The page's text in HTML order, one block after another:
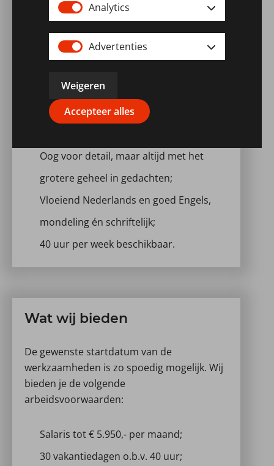
Afgeronde opleiding Hogere
Veiligheidskunde (HVK) of vergelijkbaar;
of infra;
Sterke communicatieve vaardigheden en
Oog voor detail, maar altijd met het
grotere geheel in gedachten;
Vloeiend Nederlands en goed Engels,
mondeling én schriftelijk;
40 uur per week beschikbaar.
Wat wij bieden
De gewenste startdatum van de
werkzaamheden is zo spoedig mogelijk. Wij
bieden je de volgende
arbeidsvoorwaarden:
Salaris tot € 5.950,- per maand;
30 vakantiedagen o.b.v. 40 uur;
Analytics
Advertenties
Weigeren
Accepteer alles